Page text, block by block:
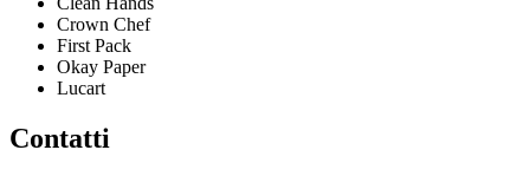
Crown Chef
First Pack
Okay Paper
Lucart
Contatti